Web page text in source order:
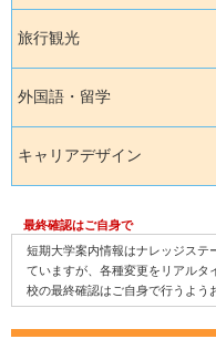
旅行観光
外国語・留学
キャリアデザイン
最終確認はご自身で
短期大学案内情報はナレッジステ
ていますが、各種変更をリアルタ
校の最終確認はご自身で行うよう